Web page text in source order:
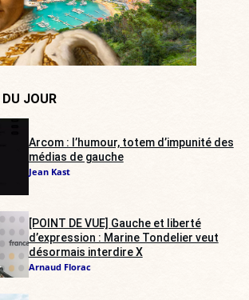
JOUR
Arcom : l’humour, totem d’impunité des
médias de gauche
Jean Kast
[POINT DE VUE] Gauche et liberté
d’expression : Marine Tondelier veut
désormais interdire X
Arnaud Florac